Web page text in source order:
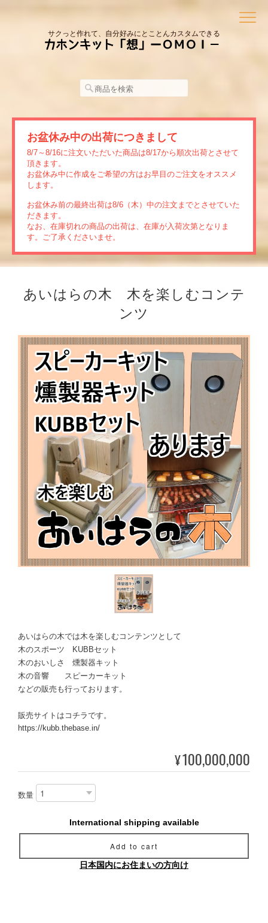
サクっと作れて、自分好みにとことんカスタムできる
お盆休み中の出荷につきまして
8/7～8/16に注文いただいた商品は8/17から順次出荷とさせて
頂きます。
お盆休み中に作成をご希望の方はお早目のご注文をオススメ
します。
お盆休み前の最終出荷は8/6（木）中の注文までとさせていた
だきます。
なお、在庫切れの商品の出荷は、在庫が入荷次第となりま
す。ご了承くださいませ。
あいはらの木 木を楽しむコンテ
ンツ
あいはらの木では木を楽しむコンテンツとして
木のスポーツ KUBBセット
木のおいしさ 燻製器キット
木の音響 スピーカーキット
などの販売も行っております。
販売サイトはコチラです。
https://kubb.thebase.in/
¥100,000,000
数量
International shipping available
Add to cart
日本国内にお住まいの方向け